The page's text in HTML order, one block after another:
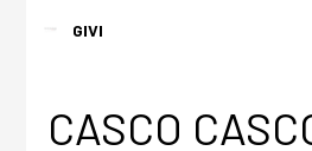
GIVI
CASCO